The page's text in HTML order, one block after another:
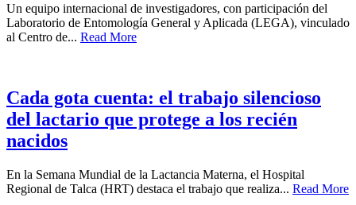
Un equipo internacional de investigadores, con participación del
Laboratorio de Entomología General y Aplicada (LEGA), vinculado
al Centro de... Read More
Cada gota cuenta: el trabajo silencioso
del lactario que protege a los recién
nacidos
En la Semana Mundial de la Lactancia Materna, el Hospital
Regional de Talca (HRT) destaca el trabajo que realiza... Read More